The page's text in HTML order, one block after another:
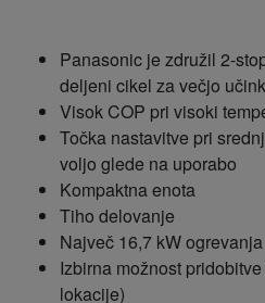
Panasonic je združil 2-
deljeni cikel za večjo
Visok COP pri visoki
Točka nastavitve pri
voljo glede na uporabo
Kompaktna enota
Tiho delovanje
Največ 16,7 kW
Izbirna možnost
lokacije)